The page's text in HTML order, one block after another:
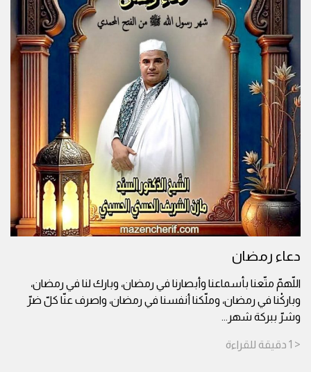
دعاء رمضان
اللّهمّ متّعنا بأسماعنا وأبصارنا في رمضان، وبارك لنا في رمضان،
وباركْنا في رمضان، وملّكنا أنفسنا في رمضان، واصرف عنّا كلّ ضرّ
وشرّ ببركة شهر ...
< 1 دقيقة للقراءة